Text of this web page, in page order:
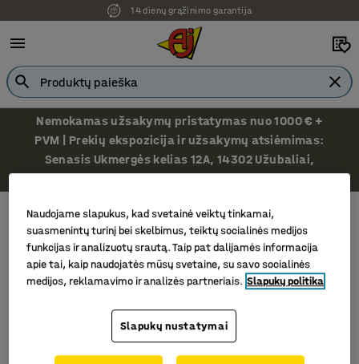
14 dienų grąžinimo garantija
Nemokamas užsakymų pristatymas nuo 1000 € +
PVM | Prekių ekspozicija ir užsakymų atsiėmimas:
Senasis Ukmergės kelias 12A, 14302 Užubaliai,
Vilniaus r.
Darbo stalo priedai ir aksesuarai Stoveliai rašikliams
Stoveliai rašikliams
Filtras
Naudojame slapukus, kad svetainė veiktų tinkamai,
suasmenintų turinį bei skelbimus, teiktų socialinės medijos
funkcijas ir analizuotų srautą. Taip pat dalijamės informacija
apie tai, kaip naudojatės mūsų svetaine, su savo socialinės
medijos, reklamavimo ir analizės partneriais. Slapukų politika
Slapukų nustatymai